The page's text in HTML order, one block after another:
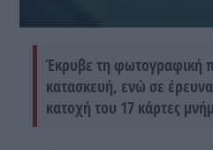
Έκρυβε τη φωτογραφική
κατασκευή, ενώ σε
κατοχή του 17 κάρτες